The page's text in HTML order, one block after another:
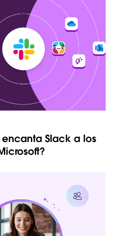
encanta Slack a los